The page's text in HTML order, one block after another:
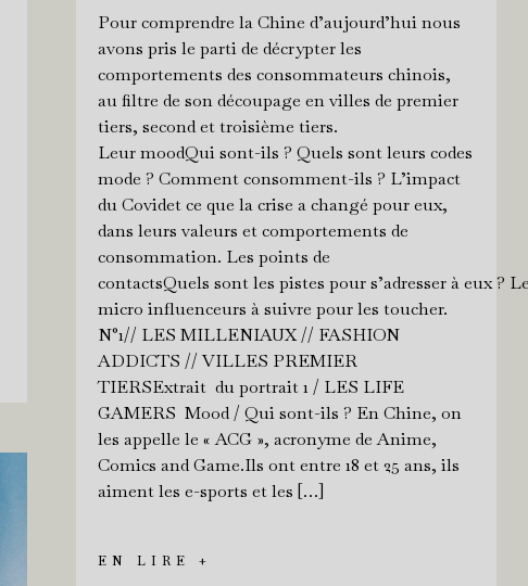
Pour comprendre la Chine d’aujourd’hui nous
avons pris le parti de décrypter les
comportements des consommateurs chinois,
au filtre de son découpage en villes de premier
tiers, second et troisième tiers.
Leur moodQui sont-ils ? Quels sont leurs codes
mode ? Comment consomment-ils ? L’impact
du Covidet ce que la crise a changé pour eux,
dans leurs valeurs et comportements de
consommation. Les points de
contactsQuels sont les pistes pour s’adresser à eux ?
micro influenceurs à suivre pour les toucher.
N°1// LES MILLENIAUX // FASHION
ADDICTS // VILLES PREMIER
TIERSExtrait du portrait 1 / LES LIFE
GAMERS Mood / Qui sont-ils ? En Chine, on
les appelle le « ACG », acronyme de Anime,
Comics and Game.Ils ont entre 18 et 25 ans, ils
aiment les e-sports et les […]
EN LIRE +